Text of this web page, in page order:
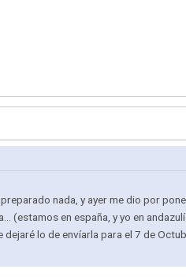
nada, y ayer me dio por
(estamos en españa, y yo en
lo de envíarla para el 7 de